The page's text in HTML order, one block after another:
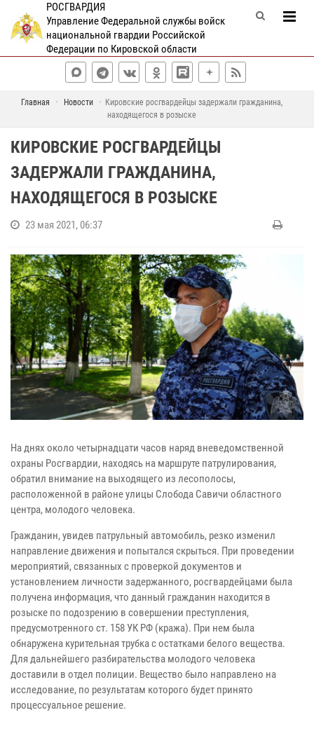
РОСГВАРДИЯ
Управление Федеральной службы войск
национальной гвардии Российской
Федерации по Кировской области
Главная Новости
Кировские росгвардейцы задержали гражданина,
находящегося в розыске
КИРОВСКИЕ РОСГВАРДЕЙЦЫ
ЗАДЕРЖАЛИ ГРАЖДАНИНА,
НАХОДЯЩЕГОСЯ В РОЗЫСКЕ
23 мая 2021, 06:37
На днях около четырнадцати часов наряд вневедомственной
охраны Росгвардии, находясь на маршруте патрулирования,
обратил внимание на выходящего из лесополосы,
расположенной в районе улицы Слобода Савичи областного
центра, молодого человека.
Гражданин, увидев патрульный автомобиль, резко изменил
направление движения и попытался скрыться. При проведении
мероприятий, связанных с проверкой документов и
установлением личности задержанного, росгвардейцами была
получена информация, что данный гражданин находится в
розыске по подозрению в совершении преступления,
предусмотренного ст. 158 УК РФ (кража). При нем была
обнаружена курительная трубка с остатками белого вещества.
Для дальнейшего разбирательства молодого человека
доставили в отдел полиции. Вещество было направлено на
исследование, по результатам которого будет принято
процессуальное решение.